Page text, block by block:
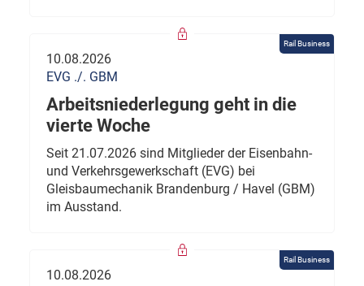
Rail Business
10.08.2026
EVG ./. GBM
Arbeitsniederlegung geht in die
vierte Woche
Seit 21.07.2026 sind Mitglieder der Eisenbahn-
und Verkehrsgewerkschaft (EVG) bei
Gleisbaumechanik Brandenburg / Havel (GBM)
im Ausstand.
Rail Business
10.08.2026